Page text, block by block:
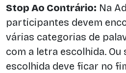
Stop Ao Contrário: Na
participantes devem
várias categorias de
com a letra escolhida. Ou
escolhida deve ficar no